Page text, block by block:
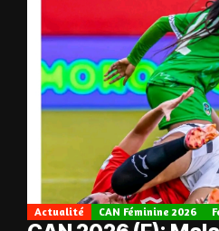
Actualité CAN Féminine 2026